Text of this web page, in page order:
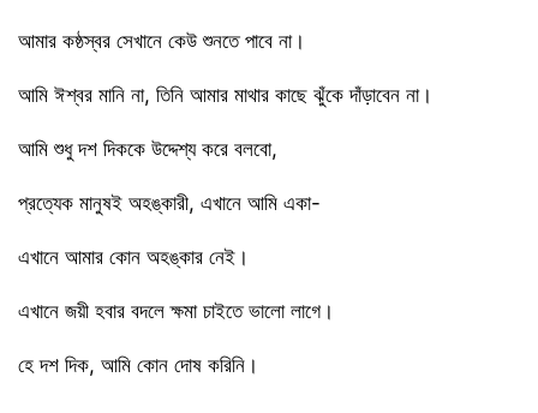
আমার কষ্ঠস্বর সেখানে কেউ শুনতে পাবে না।
আমি ঈশ্বর মানি না, তিনি আমার মাথার কাছে ঝুঁকে দাঁড়াবেন না।
আমি শুধু দশ দিককে উদ্দেশ্য করে বলবো,
প্রত্যেক মানুষই অহঙ্কারী, এখানে আমি একা-
এখানে আমার কোন অহঙ্কার নেই।
এখানে জয়ী হবার বদলে ক্ষমা চাইতে ভালো লাগে।
হে দশ দিক, আমি কোন দোষ করিনি।